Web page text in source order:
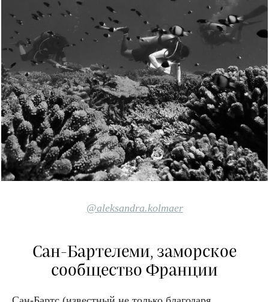
@aleksandra.kolmaer
Сан-Бартелеми, заморское
сообщество Франции